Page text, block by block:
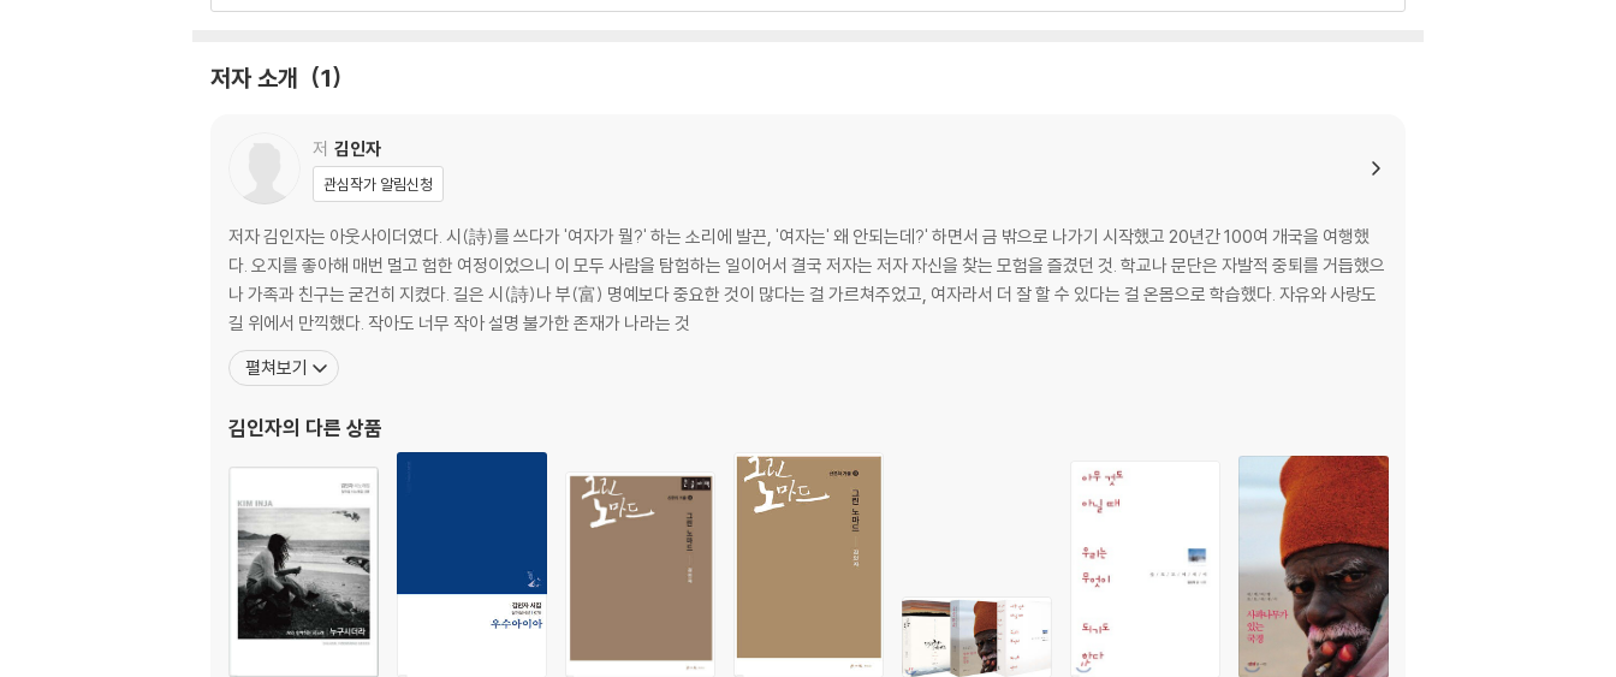
괜찮아,괜찮아
제2장 | 개와 늑대의 시간
비를 위한 랩소디
부드러움이 강함을 이긴다
빈 욕조에 따듯한 물이 차오르는 동안
인간의 시간으로는 풀 수 없는 비밀
대여도서반납
난타,비의 노래
경험만한 스승은 없다
개와 늑대의 시간
나는 소나무에게 말하지
이렇게 살아보고 싶었다
여행 뒤에 부르는 노래
만추에 더욱 아름다운 잎갈나무
저자 소개 1
저 김인자
관심작가 알림신청
저자 김인자는 아웃사이더였다. 시(詩)를 쓰다가 '여자가 뭘?' 하는 소리에 발끈, '여자는' 왜 안되는데?' 하면서 금 밖으로 나가기 시작했고 20년간 100여 개국을 여행했
다. 오지를 좋아해 매번 멀고 험한 여정이었으니 이 모두 사람을 탐험하는 일이어서 결국 저자는 저자 자신을 찾는 모험을 즐겼던 것. 학교나 문단은 자발적 중퇴를 거듭했으
나 가족과 친구는 굳건히 지켰다. 길은 시(詩)나 부(富) 명예보다 중요한 것이 많다는 걸 가르쳐주었고, 여자라서 더 잘 할 수 있다는 걸 온몸으로 학습했다. 자유와 사랑도
길 위에서 만끽했다. 작아도 너무 작아 설명 불가한 존재가 나라는 것
펼쳐보기
김인자의 다른 상품